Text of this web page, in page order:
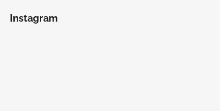
Instagram